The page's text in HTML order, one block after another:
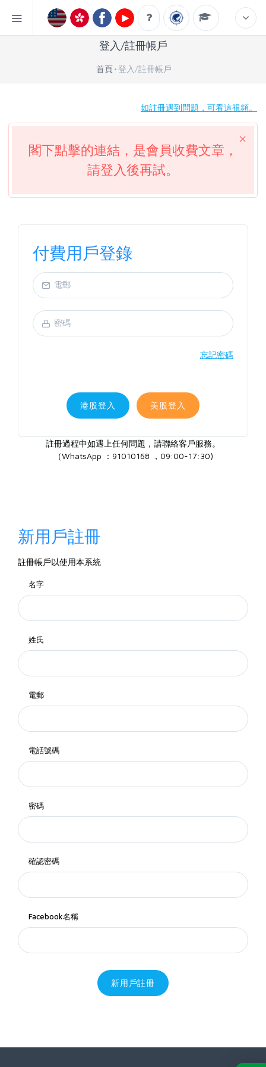
登入/註冊帳戶
首頁 登入/註冊帳戶
如註冊遇到問題，可看這視頻。
閣下點擊的連結，是會員收費文章，
請登入後再試。
付費用戶登錄
忘記密碼
港股登入 美股登入
註冊過程中如遇上任何問題，請聯絡客戶服務。
（WhatsApp ：91010168 ，09:00-17:30)
新用戶註冊
註冊帳戶以使用本系統
名字
姓氏
電郵
電話號碼
密碼
確認密碼
Facebook名稱
新用戶註冊